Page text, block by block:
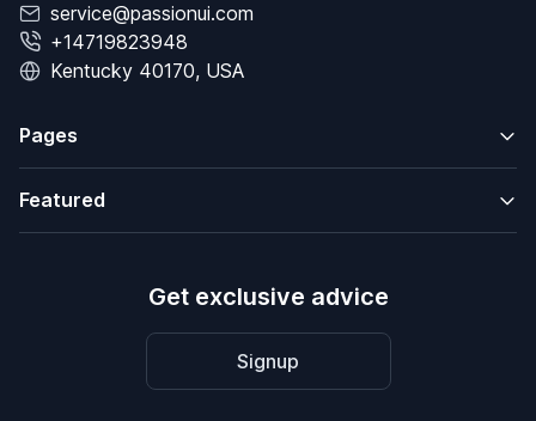
service@passionui.com
+14719823948
Kentucky 40170, USA
Pages
Featured
Get exclusive advice
Signup